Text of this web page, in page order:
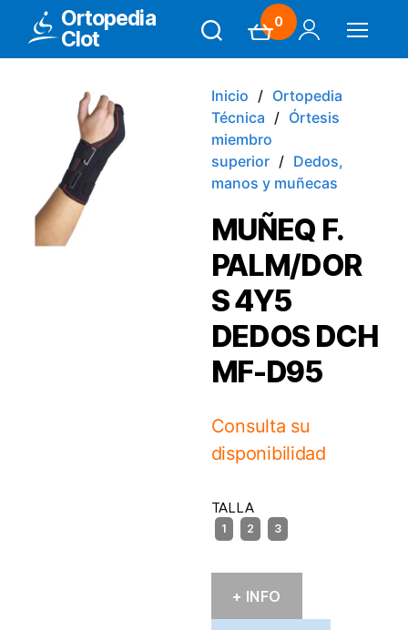
Ortopedia
Clot
0
Inicio
Ortopedia
Técnica
Órtesis
miembro
superior
Dedos,
manos y muñecas
MUÑEQ F.
PALM/DOR
S 4Y5
DEDOS DCH
MF-D95
Consulta su
disponibilidad
TALLA
+ INFO